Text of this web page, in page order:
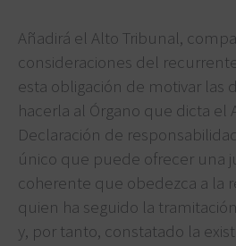
Añadirá el Alto Tribunal,
consideraciones del
esta obligación de motivar las
hacerla al Órgano que dicta el
Declaración de
único que puede ofrecer una
coherente que obedezca a la
quien ha seguido la
y, por tanto, constatado la